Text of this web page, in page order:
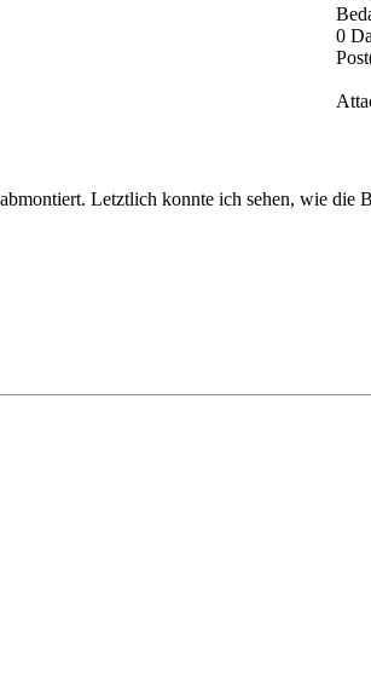
0
Letztlich konnte ich sehen, wie die